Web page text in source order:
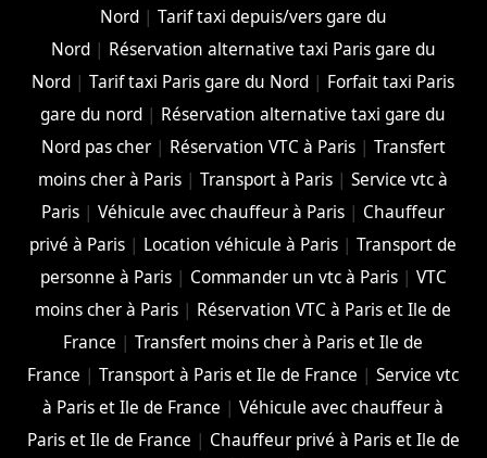
Nord| Tarif taxi depuis/vers gare du
Nord| Réservation alternative taxi Paris gare du
Nord |Tarif taxi Paris gare du Nord | Forfait taxi Paris
gare du nord | Réservation alternative taxi gare du
Nord pas cher| Réservation VTC à Paris| Transfert
moins cher à Paris |Transport à Paris |Service vtc à
Paris |Véhicule avec chauffeur à Paris | Chauffeur
privé à Paris | Location véhicule à Paris |Transport de
personne à Paris| Commander un vtc à Paris| VTC
moins cher à Paris | Réservation VTC à Paris et Ile de
France |Transfert moins cher à Paris et Ile de
France |Transport à Paris et Ile de France |Service vtc
à Paris et Ile de France |Véhicule avec chauffeur à
Paris et Ile de France | Chauffeur privé à Paris et Ile de